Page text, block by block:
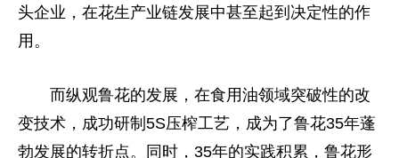
头企业，在花生产业链发展中甚至起到决定性的作
用。
而纵观鲁花的发展，在食用油领域突破性的改
变技术，成功研制5S压榨工艺，成为了鲁花35年蓬
勃发展的转折点。同时，35年的实践积累，鲁花形